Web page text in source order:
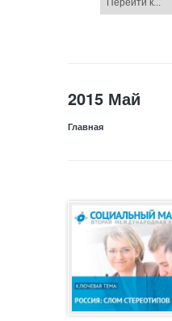
2015 Май
Главная